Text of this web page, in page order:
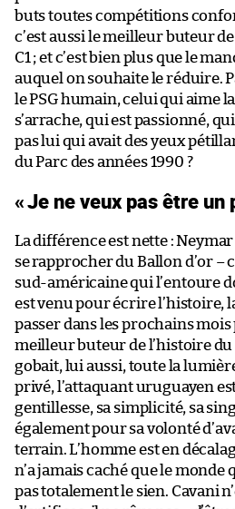
buts toutes compétitions
c’est aussi le meilleur buteur
C1 ; et c’est bien plus que le
auquel on souhaite le réduire.
le PSG humain, celui qui aime
s’arrache, qui est passionné,
pas lui qui avait des yeux
du Parc des années 1990 ?
«Je ne veux pas être un
La différence est nette :
se rapprocher du Ballon d’or –
sud-américaine qui l’entoure
est venu pour écrire l’histoire,
passer dans les prochains
meilleur buteur de l’histoire du
gobait, lui aussi, toute la
privé, l’attaquant uruguayen
gentillesse, sa simplicité, sa
également pour sa volonté
terrain. L’homme est en
n’a jamais caché que le monde
pas totalement le sien. Cavani